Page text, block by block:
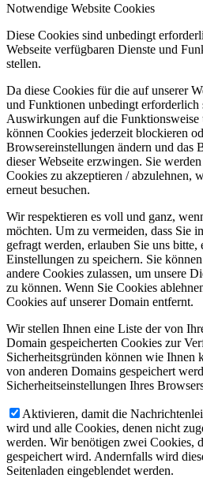
Notwendige Website Cookies
Diese Cookies sind unbedingt
Webseite verfügbaren Dienste und
stellen.
Da diese Cookies für die auf unserer
und Funktionen unbedingt
Auswirkungen auf die Funktionsweise
können Cookies jederzeit blockieren
Browsereinstellungen ändern und das
dieser Webseite erzwingen. Sie
Cookies zu akzeptieren / abzulehnen,
erneut besuchen.
Wir respektieren es voll und ganz,
möchten. Um zu vermeiden, dass Sie
gefragt werden, erlauben Sie uns
Einstellungen zu speichern. Sie
andere Cookies zulassen, um unsere
zu können. Wenn Sie Cookies
Cookies auf unserer Domain entfernt.
Wir stellen Ihnen eine Liste der von
Domain gespeicherten Cookies zur
Sicherheitsgründen können wie Ihnen
von anderen Domains gespeichert
Sicherheitseinstellungen Ihres
Aktivieren, damit die
wird und alle Cookies, denen nicht
werden. Wir benötigen zwei Cookies,
gespeichert wird. Andernfalls wird
Seitenladen eingeblendet werden.